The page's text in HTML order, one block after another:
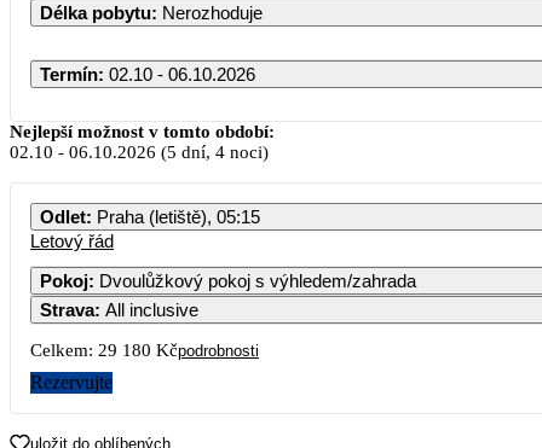
Délka pobytu: Nerozhoduje
Termín: 02.10 - 06.10.2026
Říjen 2026
PO ÚT ST ČT PÁ
14 590
Nejlepší možnost v tomto období:
02.10 - 06.10.2026 (5 dní, 4 noci)
Odlet: Praha (letiště), 05:15
Letový řád
Pokoj: Dvoulůžkový pokoj s výhledem/zahrada
Strava: All inclusive
Celkem: 29 180 Kčpodrobnosti
Rezervujte
uložit do oblíbených